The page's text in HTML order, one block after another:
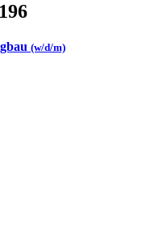
196
(w/d/m)